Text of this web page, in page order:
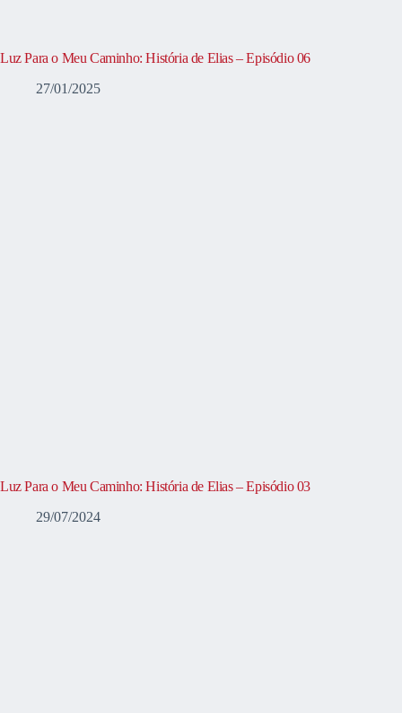
Luz Para o Meu Caminho: História de Elias – Episódio 06
27/01/2025
Luz Para o Meu Caminho: História de Elias – Episódio 03
29/07/2024